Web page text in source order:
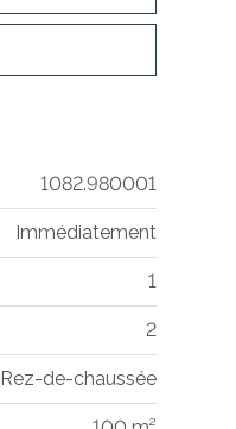
1082.980001
Immédiatement
1
2
Rez-de-chaussée